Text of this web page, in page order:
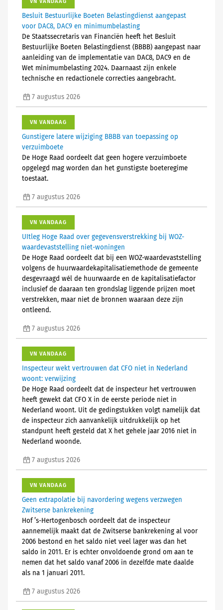
Besluit Bestuurlijke Boeten Belastingdienst aangepast
voor DAC8, DAC9 en minimumbelasting
De Staatssecretaris van Financiën heeft het Besluit
Bestuurlijke Boeten Belastingdienst (BBBB) aangepast naar
aanleiding van de implementatie van DAC8, DAC9 en de
Wet minimumbelasting 2024. Daarnaast zijn enkele
technische en redactionele correcties aangebracht.
7 augustus 2026
VN VANDAAG
Gunstigere latere wijziging BBBB van toepassing op
verzuimboete
De Hoge Raad oordeelt dat geen hogere verzuimboete
opgelegd mag worden dan het gunstigste boeteregime
toestaat.
7 augustus 2026
VN VANDAAG
UItleg Hoge Raad over gegevensverstrekking bij WOZ-
waardevaststelling niet-woningen
De Hoge Raad oordeelt dat bij een WOZ-waardevaststelling
volgens de huurwaardekapitalisatiemethode de gemeente
desgevraagd wél de huurwaarde en de kapitalisatiefactor
inclusief de daaraan ten grondslag liggende prijzen moet
verstrekken, maar niet de bronnen waaraan deze zijn
ontleend.
7 augustus 2026
VN VANDAAG
Inspecteur wekt vertrouwen dat CFO niet in Nederland
woont: verwijzing
De Hoge Raad oordeelt dat de inspecteur het vertrouwen
heeft gewekt dat CFO X in de eerste periode niet in
Nederland woont. Uit de gedingstukken volgt namelijk dat
de inspecteur zich aanvankelijk uitdrukkelijk op het
standpunt heeft gesteld dat X het gehele jaar 2016 niet in
Nederland woonde.
7 augustus 2026
VN VANDAAG
Geen extrapolatie bij navordering wegens verzwegen
Zwitserse bankrekening
Hof ’s-Hertogenbosch oordeelt dat de inspecteur
aannemelijk maakt dat de Zwitserse bankrekening al voor
2006 bestond en het saldo niet veel lager was dan het
saldo in 2011. Er is echter onvoldoende grond om aan te
nemen dat het saldo vanaf 2006 in dezelfde mate daalde
als na 1 januari 2011.
7 augustus 2026